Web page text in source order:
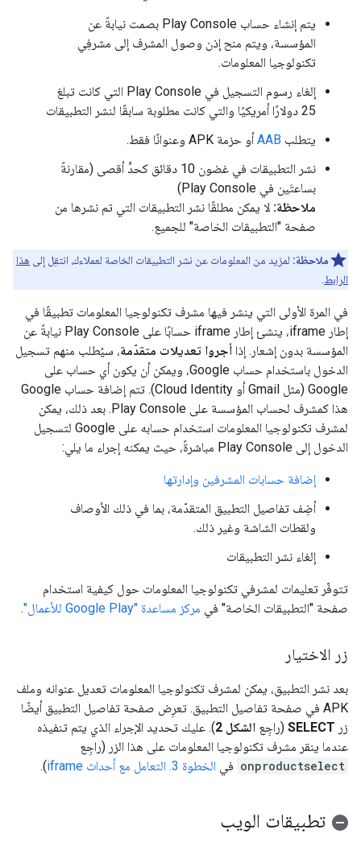
يتم إنشاء حساب Play Console بصمت نيابةً عن
المؤسسة، ويتم منح إذن وصول المشرف إلى مشرفِي
تكنولوجيا المعلومات.
إلغاء رسوم التسجيل في Play Console التي كانت تبلغ
25 دولارًا أمريكيًا والتي كانت مطلوبة سابقًا لنشر التطبيقات
يتطلب AABأو حزمة APK وعنوانًا فقط.
نشر التطبيقات في غضون 10 دقائق كحدٍّ أقصى (مقارنةً
بساعتَين في Play Console)
ملاحظة: لا يمكن مطلقًا نشر التطبيقات التي تم نشرها من
صفحة "التطبيقات الخاصة" للجميع.
ملاحظة: لمزيد من المعلومات عن نشر التطبيقات الخاصة لعملاءك، انتقِل إلى هذا
الرابط
في المرة الأولى التي ينشر فيها مشرف تكنولوجيا المعلومات تطبيقًا في
إطار iframe، ينشئ إطار iframe حسابًا على Play Console نيابةً عن
المؤسسة بدون إشعار. إذا أجروا تعديلات متقدّمة، سيُطلب منهم تسجيل
الدخول باستخدام حساب Google، ويمكن أن يكون أي حساب على
Google (مثل Gmail أو Cloud Identity). تتم إضافة حساب Google
هذا كمشرف لحساب المؤسسة على Play Console. بعد ذلك، يمكن
لمشرف تكنولوجيا المعلومات استخدام حسابه على Google لتسجيل
الدخول إلى Play Console مباشرةً، حيث يمكنه إجراء ما يلي:
إضافة حسابات المشرفين وإدارتها
أضِف تفاصيل التطبيق المتقدّمة، بما في ذلك الأوصاف
ولقطات الشاشة وغير ذلك.
إلغاء نشر التطبيقات
تتوفّر تعليمات لمشرفي تكنولوجيا المعلومات حول كيفية استخدام
صفحة "التطبيقات الخاصة" في مركز مساعدة "Google Play للأعمال" .
زر الاختيار
بعد نشر التطبيق، يمكن لمشرف تكنولوجيا المعلومات تعديل عنوانه وملف
APK في صفحة تفاصيل التطبيق. تعرِض صفحة تفاصيل التطبيق أيضًا
زر SELECT (راجِع الشكل 2
). عليك تحديد الإجراء الذي يتم تنفيذه
عندما ينقر مشرف تكنولوجيا المعلومات على هذا الزر (راجِع
onproductselect في الخطوة 3. التعامل مع أحداث iframe ).
تطبيقات الويب